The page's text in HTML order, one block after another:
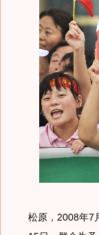
松原，2008年